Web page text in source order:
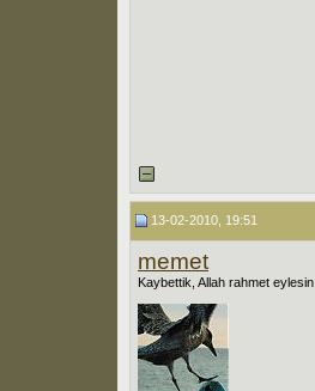
13-02-2010, 19:51
memet
Kaybettik, Allah rahmet eylesin